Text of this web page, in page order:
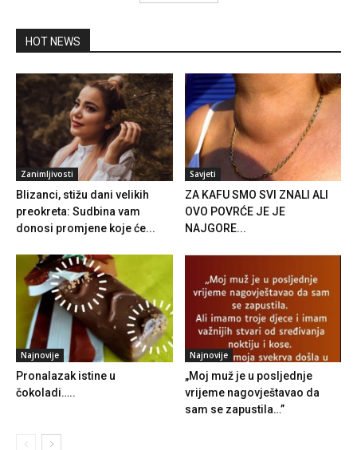
HOT NEWS
Zanimljivosti
Blizanci, stižu dani velikih
preokreta: Sudbina vam
donosi promjene koje će...
Savjeti
ZA KAFU SMO SVI ZNALI ALI
OVO POVRĆE JE JE
NAJGORE...
Najnovije
Pronalazak istine u
čokoladi…..
Najnovije
„Moj muž je u posljednje
vrijeme nagovještavao da
sam se zapustila…”